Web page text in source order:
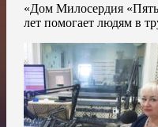
«Дом Милосердия
лет помогает людям в